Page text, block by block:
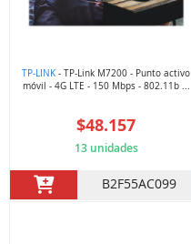
TP-LINK - TP-Link M7200 - Punto activo
móvil - 4G LTE - 150 Mbps - 802.11b ...
$48.157
13 unidades
B2F55AC099